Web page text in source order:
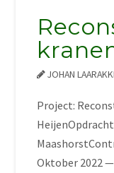
JOHAN
Project:
Oktober 2022